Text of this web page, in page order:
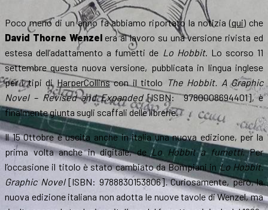
Poco meno di un anno fa abbiamo riportato la notizia (qui) che
David Thorne Wenzelera al lavoro su una versione rivista ed
estesa dell’adattamento a fumetti de Lo Hobbit. Lo scorso 11
settembre questa nuova versione, pubblicata in lingua inglese
per i tipi di HarperCollinscon il titolo The Hobbit. A Graphic
Novel – Revised and Expanded[ISBN: ‎ 9780008694401], è
finalmente giunta sugli scaffali delle librerie.
Il 15 Ottobre è uscita anche in italia una nuova edizione, per la
prima volta anche in digitale, deLo Hobbit a fumetti.Per
l’occasione il titolo è stato cambiato da Bompiani in Lo Hobbit.
Graphic Novel[ISBN: 9788830153806].Curiosamente, però, la
nuova edizione italiana non adotta le nuove tavole di Wenzel, ma